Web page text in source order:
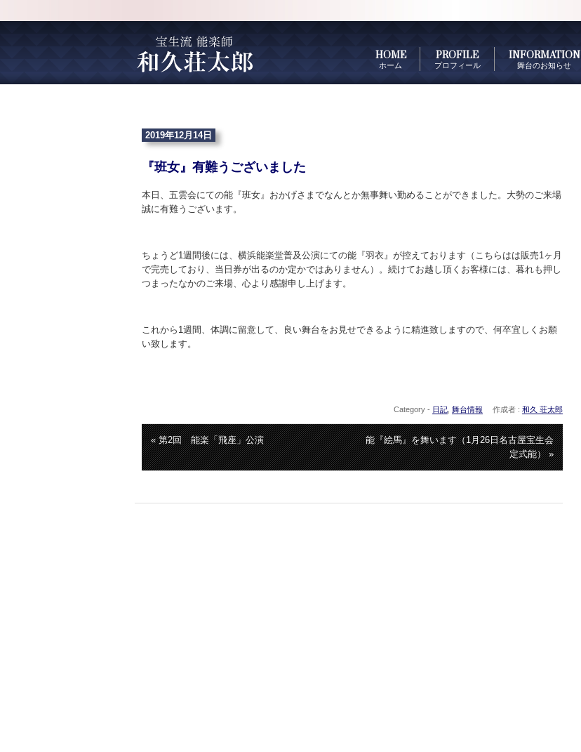
HOME
ホーム
PROFILE
プロフィール
INFORMATION
舞台のお知らせ
2019年12月14日
『班女』有難うございました
本日、五雲会にての能『班女』おかげさまでなんとか無事舞い勤めることができました。大勢のご来場
誠に有難うございます。
ちょうど1週間後には、横浜能楽堂普及公演にての能『羽衣』が控えております（こちらはは販売1ヶ月
で完売しており、当日券が出るのか定かではありません）。続けてお越し頂くお客様には、暮れも押し
つまったなかのご来場、心より感謝申し上げます。
これから1週間、体調に留意して、良い舞台をお見せできるように精進致しますので、何卒宜しくお願
い致します。
Category - 日記, 舞台情報 作成者 : 和久 荘太郎
« 第2回 能楽「飛座」公演
能『絵馬』を舞います（1月26日名古屋宝生会
定式能） »